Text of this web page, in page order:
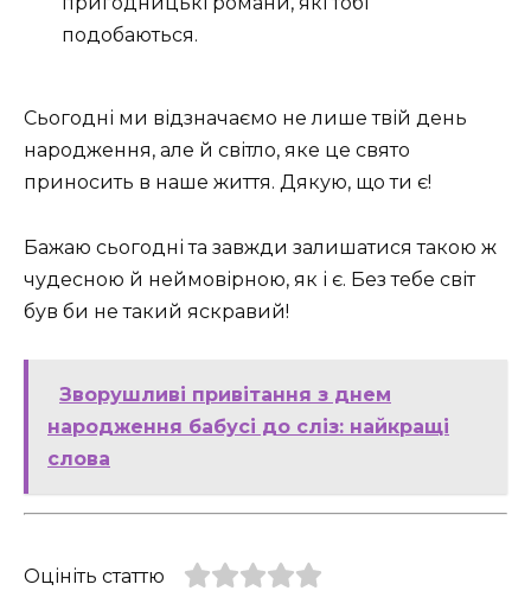
подобаються.
Сьогодні ми відзначаємо не лише твій день
народження, але й світло, яке це свято
приносить в наше життя. Дякую, що ти є!
Бажаю сьогодні та завжди залишатися такою ж
чудесною й неймовірною, як і є. Без тебе світ
був би не такий яскравий!
Зворушливі привітання з днем
народження бабусі до сліз: найкращі
слова
Оцініть статтю